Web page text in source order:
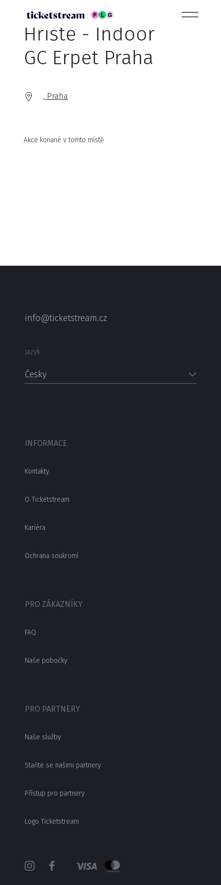
Hřiště - Indoor
GC Erpet Praha
, Praha
Akce konané v tomto místě
info@ticketstream.cz
Jazyk
Česky
INFORMACE
Kontakty
O Ticketstream
Kariéra
Ochrana soukromí
PRO ZÁKAZNÍKY
FAQ
Naše pobočky
PRO PARTNERY
Naše služby
Staňte se našimi partnery
Přístup pro partnery
Logo Ticketstream